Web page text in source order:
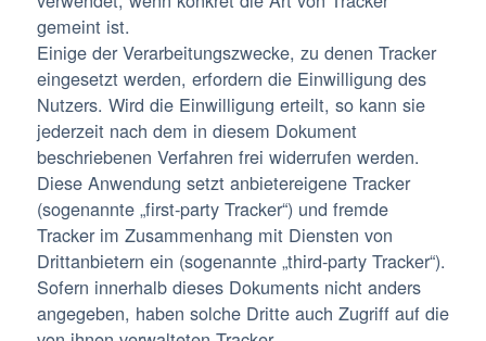
gemeint ist.
Einige der Verarbeitungszwecke, zu denen Tracker
eingesetzt werden, erfordern die Einwilligung des
Nutzers. Wird die Einwilligung erteilt, so kann sie
jederzeit nach dem in diesem Dokument
beschriebenen Verfahren frei widerrufen werden.
Diese Anwendung setzt anbietereigene Tracker
(sogenannte „first-party Tracker“) und fremde
Tracker im Zusammenhang mit Diensten von
Drittanbietern ein (sogenannte „third-party Tracker“).
Sofern innerhalb dieses Dokuments nicht anders
angegeben, haben solche Dritte auch Zugriff auf die